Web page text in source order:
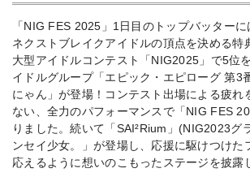
「NIG FES 2025」1日目のトップバッター
ネクストブレイクアイドルの頂点を決める特
大型アイドルコンテスト「NIG2025」で5位
イドルグループ「エピック・エピローグ 第3
にゃん」が登場！コンテスト出場による疲れ
ない、全力のパフォーマンスで「NIG FES
りました。続いて「SAI²Rium」(NIG2023グ
ンセイ少女。」が登場し、応援に駆けつけた
応えるように想いのこもったステージを披露